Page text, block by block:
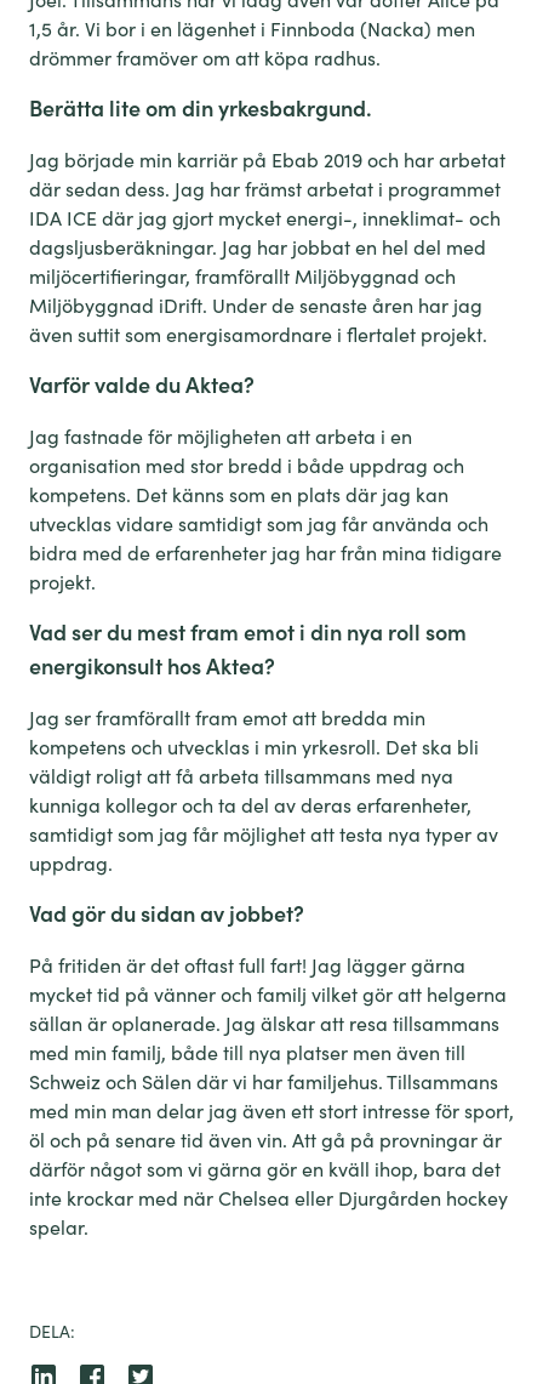
1,5 år. Vi bor i en lägenhet i Finnboda (Nacka) men
drömmer framöver om att köpa radhus.
Berätta lite om dinyrkesbakrgund.
Jag började min karriär på Ebab 2019 och har arbetat
där sedan dess. Jag har främst arbetat i programmet
IDA ICE där jag gjort mycket energi-, inneklimat- och
dagsljusberäkningar. Jag har jobbat en hel del med
miljöcertifieringar, framförallt Miljöbyggnad och
Miljöbyggnad iDrift. Under de senaste åren har jag
även suttit som energisamordnare i flertalet projekt.
Varför valde du Aktea?
Jag fastnade för möjligheten att arbeta i en
organisation med stor bredd i både uppdrag och
kompetens. Det känns som en plats där jag kan
utvecklas vidare samtidigt som jag får använda och
bidra med de erfarenheter jag har från mina tidigare
projekt.
Vad ser du mest fram emot i din nya roll som
energikonsult hos Aktea?
Jag ser framförallt fram emot att bredda min
kompetens och utvecklas i min yrkesroll. Det ska bli
väldigt roligt att få arbeta tillsammans med nya
kunniga kollegor och ta del av deras erfarenheter,
samtidigt som jag får möjlighet att testa nya typer av
uppdrag.
Vad gör du sidan av jobbet?
På fritiden är det oftast full fart! Jag lägger gärna
mycket tid på vänner och familj vilket gör att helgerna
sällan är oplanerade. Jag älskar att resa tillsammans
med min familj, både till nya platser men även till
Schweiz och Sälen där vi har familjehus. Tillsammans
med min man delar jag även ett stort intresse för sport,
öl och på senare tid även vin. Att gå på provningar är
därför något som vi gärna gör en kväll ihop, bara det
inte krockar med när Chelsea eller Djurgården hockey
spelar.
DELA: